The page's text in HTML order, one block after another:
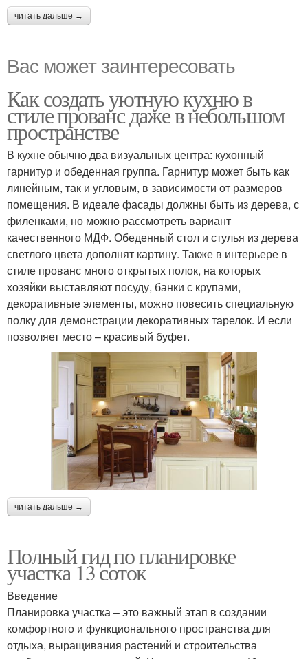
читать дальше →
Вас может заинтересовать
Как создать уютную кухню в
стиле прованс даже в небольшом
пространстве
В кухне обычно два визуальных центра: кухонный
гарнитур и обеденная группа. Гарнитур может быть как
линейным, так и угловым, в зависимости от размеров
помещения. В идеале фасады должны быть из дерева, с
филенками, но можно рассмотреть вариант
качественного МДФ. Обеденный стол и стулья из дерева
светлого цвета дополнят картину. Также в интерьере в
стиле прованс много открытых полок, на которых
хозяйки выставляют посуду, банки с крупами,
декоративные элементы, можно повесить специальную
полку для демонстрации декоративных тарелок. И если
позволяет место – красивый буфет.
читать дальше →
Полный гид по планировке
участка 13 соток
Введение
Планировка участка – это важный этап в создании
комфортного и функционального пространства для
отдыха, выращивания растений и строительства